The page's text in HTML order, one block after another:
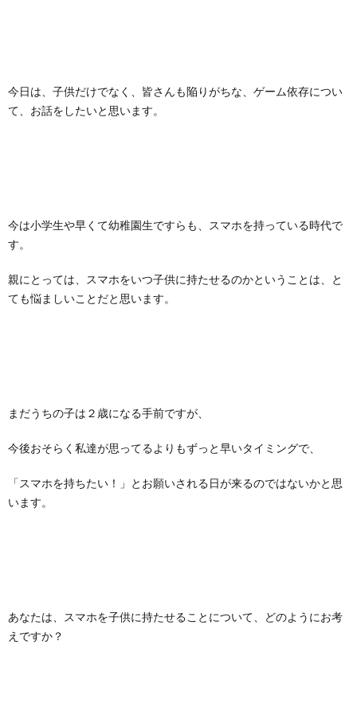
今日は、子供だけでなく、皆さんも陥りがちな、ゲーム依存につい
て、お話をしたいと思います。
今は小学生や早くて幼稚園生ですらも、スマホを持っている時代で
す。
親にとっては、スマホをいつ子供に持たせるのかということは、と
ても悩ましいことだと思います。
まだうちの子は２歳になる手前ですが、
今後おそらく私達が思ってるよりもずっと早いタイミングで、
「スマホを持ちたい！」とお願いされる日が来るのではないかと思
います。
あなたは、スマホを子供に持たせることについて、どのようにお考
えですか？